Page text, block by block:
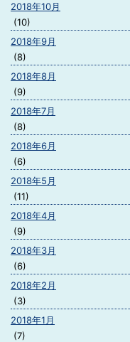
2018年10月
(10)
2018年9月
(8)
2018年8月
(9)
2018年7月
(8)
2018年6月
(6)
2018年5月
(11)
2018年4月
(9)
2018年3月
(6)
2018年2月
(3)
2018年1月
(7)